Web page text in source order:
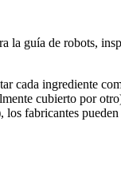
la guía de robots,
cada ingrediente
cubierto por
fabricantes